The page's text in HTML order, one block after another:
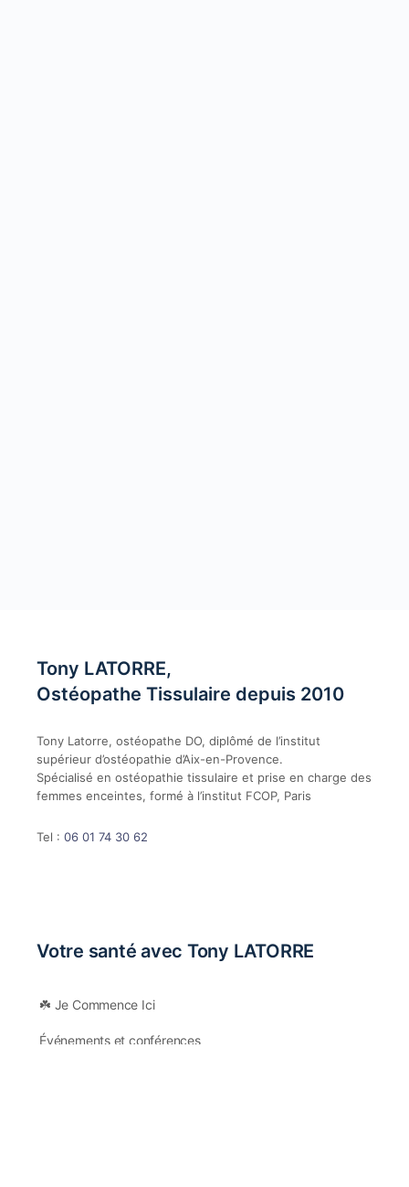
Tony LATORRE,
Ostéopathe Tissulaire depuis 2010
Tony Latorre, ostéopathe DO, diplômé de l’institut
supérieur d’ostéopathie d’Aix-en-Provence.
Spécialisé en ostéopathie tissulaire et prise en charge des
femmes enceintes, formé à l’institut FCOP, Paris
Tel : 06 01 74 30 62
Votre santé avec Tony LATORRE
☘️ Je Commence Ici
Événements et conférences